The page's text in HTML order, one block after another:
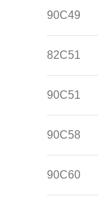
90C49
82C51
90C51
90C58
90C60